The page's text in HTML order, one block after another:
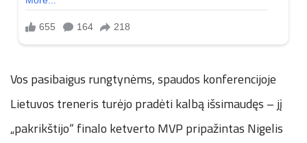
Vos pasibaigus rungtynėms, spaudos konferencijoje
Lietuvos treneris turėjo pradėti kalbą išsimaudęs – jį
„pakrikštijo“ finalo ketverto MVP pripažintas Nigelis